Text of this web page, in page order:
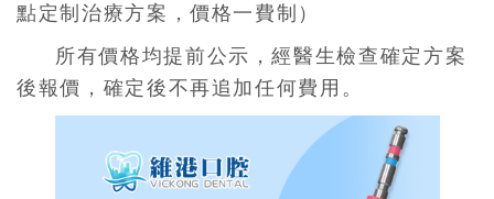
點定制治療方案，價格一費制）
所有價格均提前公示，經醫生檢查確定方案
後報價，確定後不再追加任何費用。